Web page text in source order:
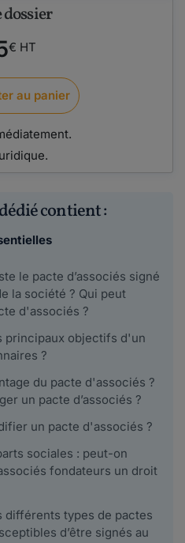
€ HT
au panier
dédié contient :
le pacte d’associés signé
la société ? Qui peut
d'associés ?
principaux objectifs d'un
?
du pacte d'associés ?
un pacte d’associés ?
un pacte d'associés ?
sociales : peut-on
fondateurs un droit
différents types de pactes
d’être signés au